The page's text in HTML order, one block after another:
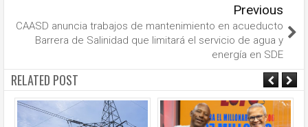
Previous
CAASD anuncia trabajos de mantenimiento en acueducto
Barrera de Salinidad que limitará el servicio de agua y
energía en SDE
RELATED POST